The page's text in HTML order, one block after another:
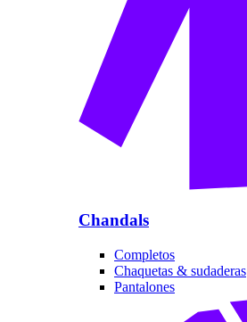
Chandals
Completos
Chaquetas & sudaderas
Pantalones